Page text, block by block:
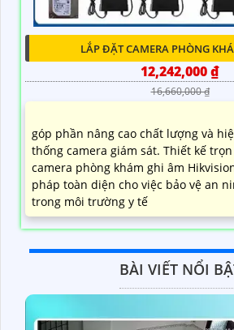
LẮP ĐẶT CAMERA PHÒNG
12,242,000 ₫
16,660,000 ₫
góp phần nâng cao chất lượng và
thống camera giám sát. Thiết kế
camera phòng khám ghi âm
pháp toàn diện cho việc bảo vệ an
trong môi trường y tế
BÀI VIẾT NỔI